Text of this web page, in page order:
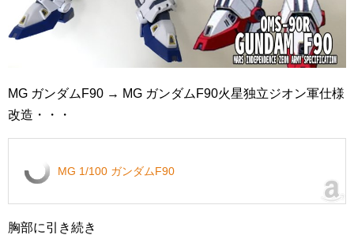
MG ガンダムF90 → MG ガンダムF90火星独立ジオン軍仕様
改造・・・
MG 1/100 ガンダムF90
胸部に引き続き